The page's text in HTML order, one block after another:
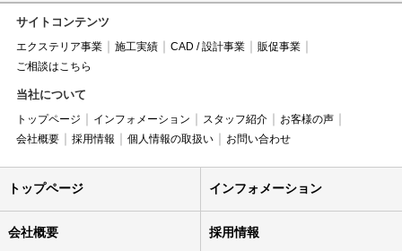
サイトコンテンツ
エクステリア事業 施工実績 CAD / 設計事業
販促事業
ご相談はこちら
当社について
トップページ インフォメーション スタッフ紹介
お客様の声
会社概要
採用情報 個人情報の取扱い お問い合わせ
トップページ インフォメーション
会社概要 採用情報